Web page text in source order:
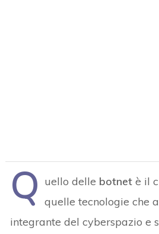
Q uello delle botnet è il
quelle tecnologie che
integrante del cyberspazio e